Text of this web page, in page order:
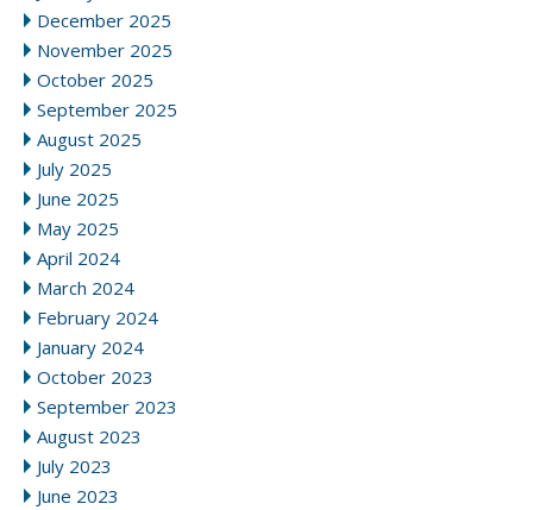
December 2025
November 2025
October 2025
September 2025
August 2025
July 2025
June 2025
May 2025
April 2024
March 2024
February 2024
January 2024
October 2023
September 2023
August 2023
July 2023
June 2023